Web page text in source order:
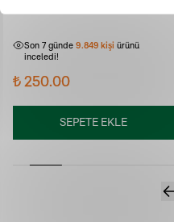
Son 7 günde 453kişi sepetine ekledi!
Son 7 günde 9.849 kişi ürünü
inceledi!
₺ 250.00
SEPETE EKLE